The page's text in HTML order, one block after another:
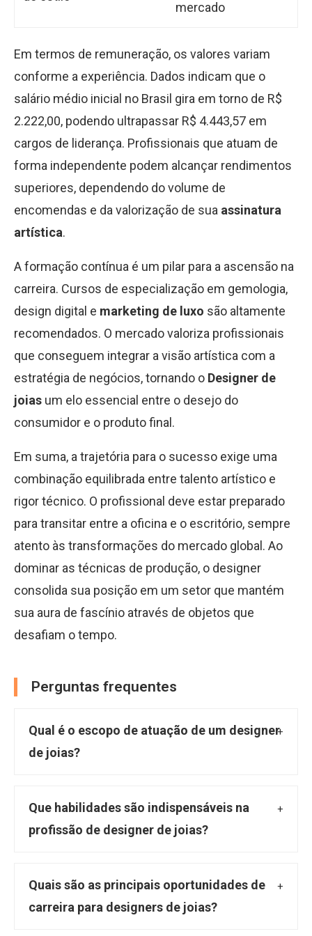
mercado
Em termos de remuneração, os valores variam
conforme a experiência. Dados indicam que o
salário médio inicial no Brasil gira em torno de R$
2.222,00, podendo ultrapassar R$ 4.443,57 em
cargos de liderança. Profissionais que atuam de
forma independente podem alcançar rendimentos
superiores, dependendo do volume de
encomendas e da valorização de sua assinatura
artística.
A formação contínua é um pilar para a ascensão na
carreira. Cursos de especialização em gemologia,
design digital e marketing de luxo são altamente
recomendados. O mercado valoriza profissionais
que conseguem integrar a visão artística com a
estratégia de negócios, tornando o Designer de
joias um elo essencial entre o desejo do
consumidor e o produto final.
Em suma, a trajetória para o sucesso exige uma
combinação equilibrada entre talento artístico e
rigor técnico. O profissional deve estar preparado
para transitar entre a oficina e o escritório, sempre
atento às transformações do mercado global. Ao
dominar as técnicas de produção, o designer
consolida sua posição em um setor que mantém
sua aura de fascínio através de objetos que
desafiam o tempo.
Perguntas frequentes
Qual é o escopo de atuação de um designer
de joias?
conceber e supervisionar a produção de
peças únicas. Sua função abrange desde o
de significado a coleções, considerando
formas, estilos e materiais, até a supervisão
Que habilidades são indispensáveis na
profissão de designer de joias?
constante e habilidade para desenhar. É
crucial possuir conhecimento técnico
Quais são as principais oportunidades de
carreira para designers de joias?